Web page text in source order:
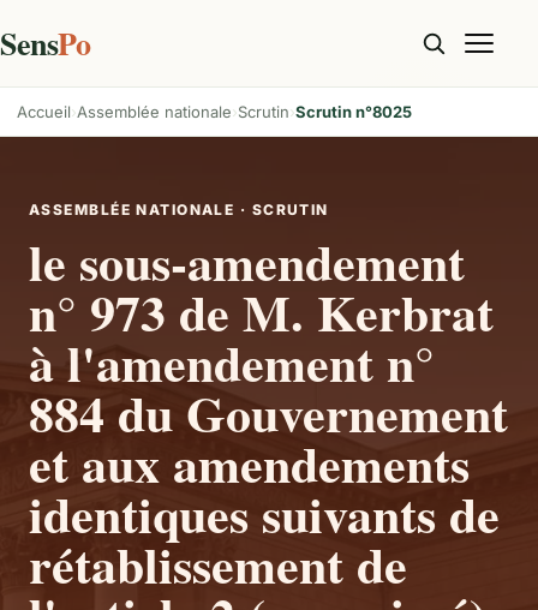
SensPo
Accueil Assemblée nationale Scrutin Scrutin n°8025
ASSEMBLÉE NATIONALE · SCRUTIN
le sous-amendement
n° 973 de M. Kerbrat
à l'amendement n°
884 du Gouvernement
et aux amendements
identiques suivants de
rétablissement de